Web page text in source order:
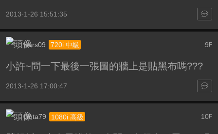
2013-1-26 15:51:35
9 F
wars09 720i 中級
小許~問一下最後一張圖的牆上是貼黑布嗎???
2013-1-26 17:00:47
10F
cmta79 1080i 高級